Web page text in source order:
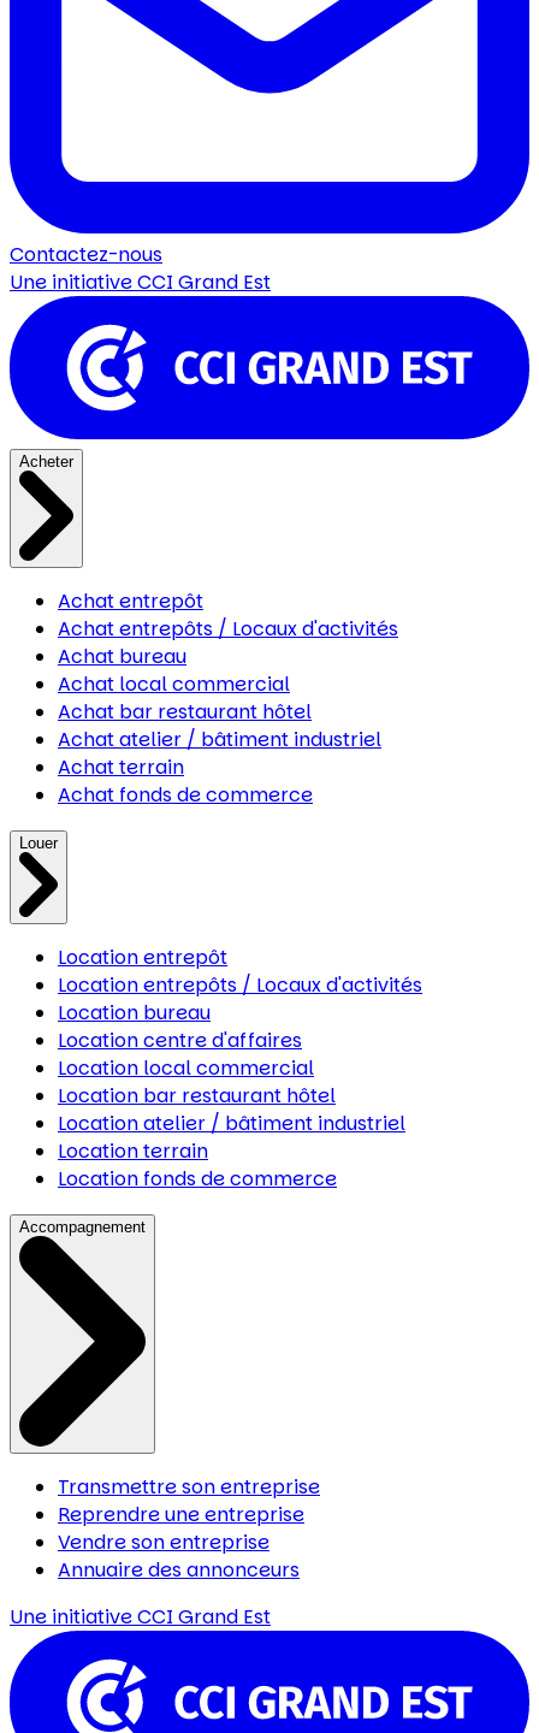
Contactez-nous
Une initiativeCCI Grand Est
Acheter
Achat entrepôt
Achat entrepôts / Locaux d'activités
Achat bureau
Achat local commercial
Achat bar restaurant hôtel
Achat atelier / bâtiment industriel
Achat terrain
Achat fonds de commerce
Louer
Location entrepôt
Location entrepôts / Locaux d'activités
Location bureau
Location centre d'affaires
Location local commercial
Location bar restaurant hôtel
Location atelier / bâtiment industriel
Location terrain
Location fonds de commerce
Accompagnement
Transmettre son entreprise
Reprendre une entreprise
Vendre son entreprise
Annuaire des annonceurs
Une initiativeCCI Grand Est